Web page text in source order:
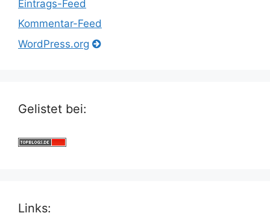
Eintrags-Feed
Kommentar-Feed
WordPress.org
Gelistet bei:
Links: